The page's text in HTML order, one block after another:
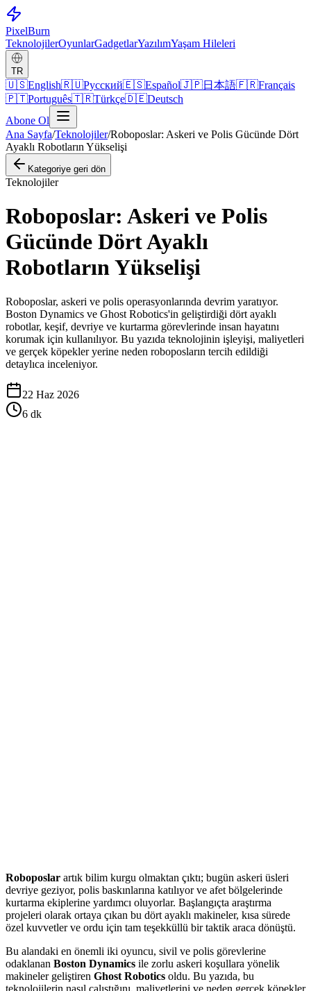
PixelBurn
TeknolojilerOyunlarGadgetlarYazılımYaşam Hileleri
TR
🇺🇸English🇷🇺Русский🇪🇸Español🇯🇵日本語🇫🇷Français
🇵🇹Português🇹🇷Türkçe🇩🇪Deutsch
Abone Ol
Ana Sayfa/Teknolojiler/Roboposlar: Askeri ve Polis Gücünde Dört
Ayaklı Robotların Yükselişi
Kategoriye geri dön
Teknolojiler
Roboposlar: Askeri ve Polis
Gücünde Dört Ayaklı
Robotların Yükselişi
Roboposlar, askeri ve polis operasyonlarında devrim yaratıyor.
Boston Dynamics ve Ghost Robotics'in geliştirdiği dört ayaklı
robotlar, keşif, devriye ve kurtarma görevlerinde insan hayatını
korumak için kullanılıyor. Bu yazıda teknolojinin işleyişi, maliyetleri
ve gerçek köpekler yerine neden roboposların tercih edildiği
detaylıca inceleniyor.
22 Haz 2026
6 dk
Roboposlar artık bilim kurgu olmaktan çıktı; bugün askeri üsleri
devriye geziyor, polis baskınlarına katılıyor ve afet bölgelerinde
kurtarma ekiplerine yardımcı oluyorlar. Başlangıçta araştırma
projeleri olarak ortaya çıkan bu dört ayaklı makineler, kısa sürede
özel kuvvetler ve ordu için tam teşekküllü bir taktik araca dönüştü.
Bu alandaki en önemli iki oyuncu, sivil ve polis görevlerine
odaklanan Boston Dynamics ile zorlu askeri koşullara yönelik
makineler geliştiren Ghost Robotics oldu. Bu yazıda, bu
teknolojilerin nasıl çalıştığını, maliyetlerini ve neden gerçek köpekler